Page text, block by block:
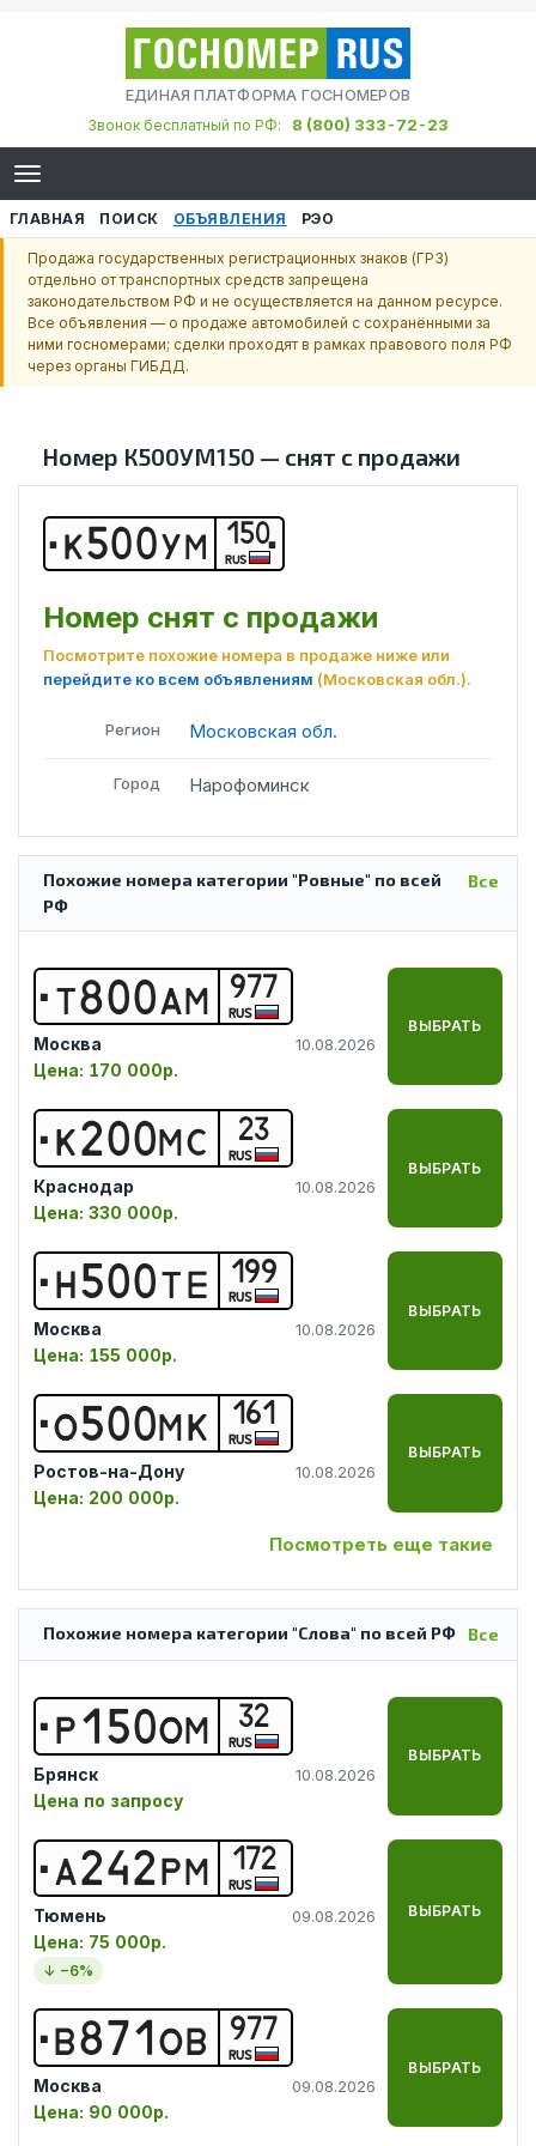
ЕДИНАЯ ПЛАТФОРМА ГОСНОМЕРОВ
Звонок бесплатный по РФ:
8 (800) 333-72-23
ГЛАВНАЯ ПОИСК ОБЪЯВЛЕНИЯ РЭО
Продажа государственных регистрационных знаков (ГРЗ)
отдельно от транспортных средств запрещена
законодательством РФ и не осуществляется на данном ресурсе.
Все объявления — о продаже автомобилей с сохранёнными за
ними госномерами; сделки проходят в рамках правового поля РФ
через органы ГИБДД.
Номер К500УМ150 — снят с продажи
К500УМ 150
RUS
Номер снят с продажи
Посмотрите похожие номера в продаже ниже или
перейдите ко всем объявлениям (Московская обл.).
Регион Московская обл.
Город Нарофоминск
Все
Похожие номера категории "Ровные" по всей
РФ
Т800АМ 977
RUS
Москва 10.08.2026
Цена: 170 000р.
ВЫБРАТЬ
К200МС 23
RUS
Краснодар 10.08.2026
Цена: 330 000р.
ВЫБРАТЬ
Н500ТЕ 199
RUS
Москва 10.08.2026
Цена: 155 000р.
ВЫБРАТЬ
О500МК 161
RUS
Ростов-на-Дону 10.08.2026
Цена: 200 000р.
ВЫБРАТЬ
Посмотреть еще такие
Все
Похожие номера категории "Слова" по всей РФ
Р1 50ОМ 32
RUS
Брянск 10.08.2026
Цена по запросу
ВЫБРАТЬ
А242РМ 172
RUS
Тюмень 09.08.2026
Цена: 75 000р.
↓ −6%
ВЫБРАТЬ
В871 ОВ 977
RUS
Москва 09.08.2026
Цена: 90 000р.
ВЫБРАТЬ